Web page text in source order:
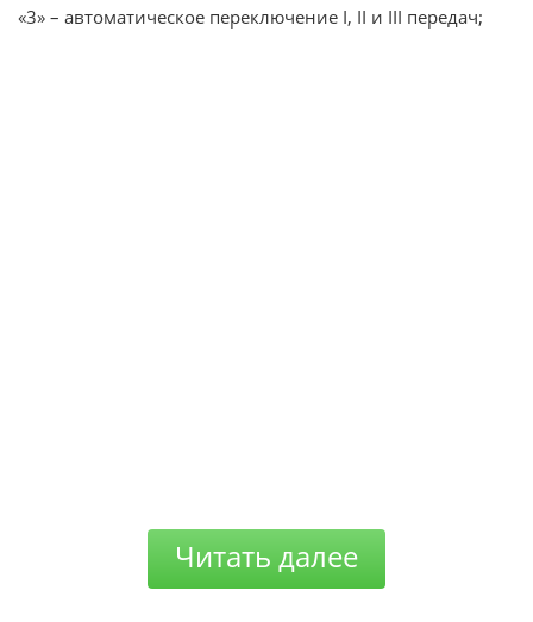
«3» – автоматическое переключение I, II и III передач;
Читать далее